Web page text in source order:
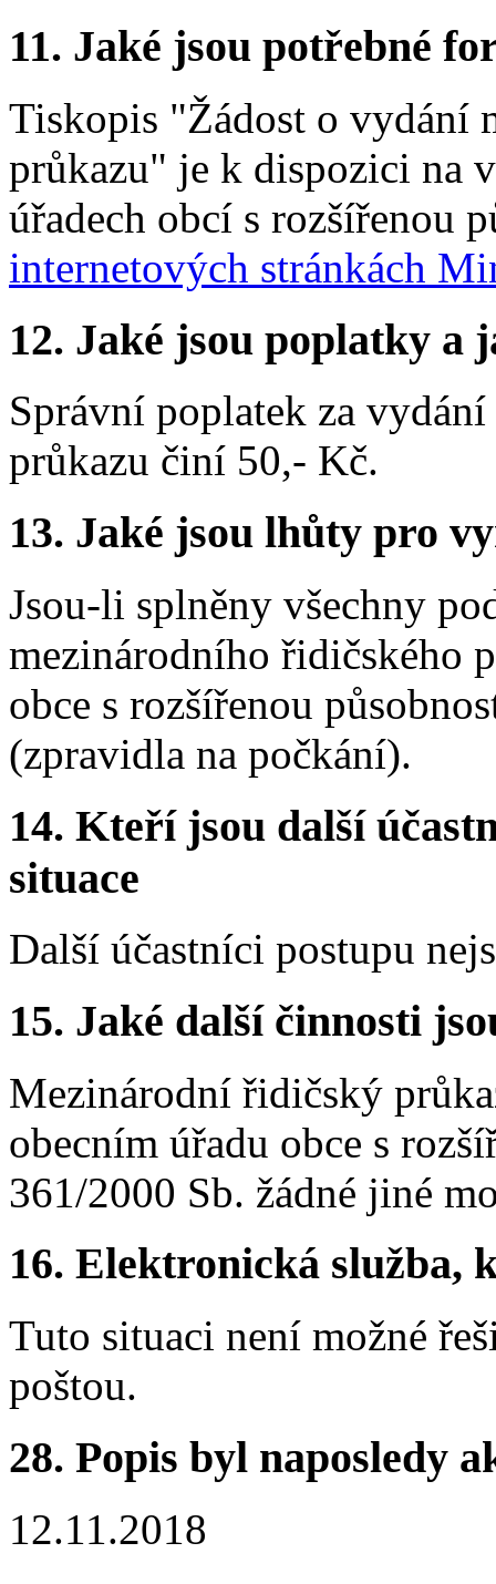
11. Jaké jsou potřebné
Tiskopis "Žádost o vydání
průkazu" je k dispozici na
úřadech obcí s rozšířenou
internetových stránkách
12. Jaké jsou poplatky a
Správní poplatek za
průkazu činí 50,- Kč.
13. Jaké jsou lhůty pro
Jsou-li splněny všechny
mezinárodního řidičského
obce s rozšířenou
(zpravidla na počkání).
14. Kteří jsou další
situace
Další účastníci postupu
15. Jaké další činnosti
Mezinárodní řidičský
obecním úřadu obce s
361/2000 Sb. žádné jiné
16. Elektronická služba,
Tuto situaci není možné
poštou.
28. Popis byl naposledy
12.11.2018